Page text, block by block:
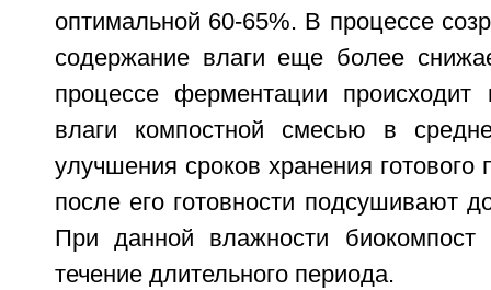
оптимальной 60-65%. В процессе
содержание влаги еще более
процессе ферментации происходит
влаги компостной смесью в
улучшения сроков хранения готового
после его готовности подсушивают
При данной влажности
течение длительного периода.